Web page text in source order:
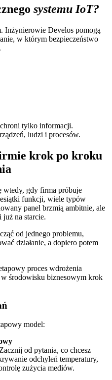
systemu IoT?
Inżynierowie Develos pomogą
w którym bezpieczeństwo
tylko informacji.
ludzi i procesów.
krok po kroku
wtedy, gdy firma próbuje
funkcji, wiele typów
panel brzmią ambitnie, ale
już na starcie.
od jednego problemu,
działanie, a dopiero potem
model:
od pytania, co chcesz
odchyleń temperatury,
zużycia mediów.